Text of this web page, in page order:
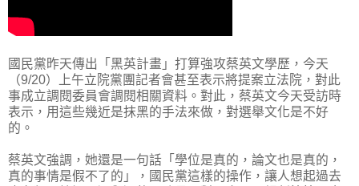
國民黨昨天傳出「黑英計畫」打算強攻蔡英文學歷，今天
（9/20）上午立院黨團記者會甚至表示將提案立法院，對此
事成立調閱委員會調閱相關資料。對此，蔡英文今天受訪時
表示，用這些幾近是抹黑的手法來做，對選舉文化是不好
的。
蔡英文強調，她還是一句話「學位是真的，論文也是真的，
真的事情是假不了的」，國民黨這樣的操作，讓人想起過去